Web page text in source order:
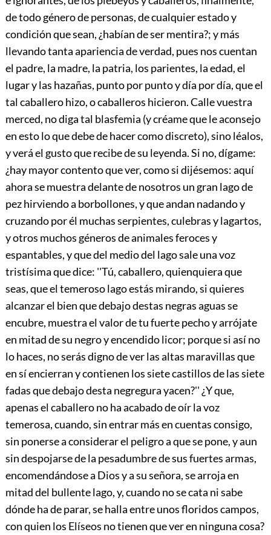
de todo género de personas, de cualquier estado y
condición que sean, ¿habían de ser mentira?; y más
llevando tanta apariencia de verdad, pues nos cuentan
el padre, la madre, la patria, los parientes, la edad, el
lugar y las hazañas, punto por punto y día por día, que el
tal caballero hizo, o caballeros hicieron. Calle vuestra
merced, no diga tal blasfemia (y créame que le aconsejo
en esto lo que debe de hacer como discreto), sino léalos,
y verá el gusto que recibe de su leyenda. Si no, dígame:
¿hay mayor contento que ver, como si dijésemos: aquí
ahora se muestra delante de nosotros un gran lago de
pez hirviendo a borbollones, y que andan nadando y
cruzando por él muchas serpientes, culebras y lagartos,
y otros muchos géneros de animales feroces y
espantables, y que del medio del lago sale una voz
tristísima que dice: ''Tú, caballero, quienquiera que
seas, que el temeroso lago estás mirando, si quieres
alcanzar el bien que debajo destas negras aguas se
encubre, muestra el valor de tu fuerte pecho y arrójate
en mitad de su negro y encendido licor; porque si así no
lo haces, no serás digno de ver las altas maravillas que
en sí encierran y contienen los siete castillos de las siete
fadas que debajo desta negregura yacen?'' ¿Y que,
apenas el caballero no ha acabado de oír la voz
temerosa, cuando, sin entrar más en cuentas consigo,
sin ponerse a considerar el peligro a que se pone, y aun
sin despojarse de la pesadumbre de sus fuertes armas,
encomendándose a Dios y a su señora, se arroja en
mitad del bullente lago, y, cuando no se cata ni sabe
dónde ha de parar, se halla entre unos floridos campos,
con quien los Elíseos no tienen que ver en ninguna cosa?